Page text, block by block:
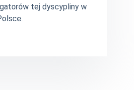
tej dyscypliny w